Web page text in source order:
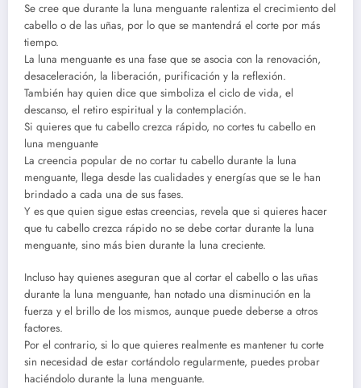
Se cree que durante la luna menguante ralentiza el crecimiento del
cabello o de las uñas, por lo que se mantendrá el corte por más
tiempo.
La luna menguante es una fase que se asocia con la renovación,
desaceleración, la liberación, purificación y la reflexión.
También hay quien dice que simboliza el ciclo de vida, el
descanso, el retiro espiritual y la contemplación.
Si quieres que tu cabello crezca rápido, no cortes tu cabello en
luna menguante
La creencia popular de no cortar tu cabello durante la luna
menguante, llega desde las cualidades y energías que se le han
brindado a cada una de sus fases.
Y es que quien sigue estas creencias, revela que si quieres hacer
que tu cabello crezca rápido no se debe cortar durante la luna
menguante, sino más bien durante la luna creciente.
Incluso hay quienes aseguran que al cortar el cabello o las uñas
durante la luna menguante, han notado una disminución en la
fuerza y el brillo de los mismos, aunque puede deberse a otros
factores.
Por el contrario, si lo que quieres realmente es mantener tu corte
sin necesidad de estar cortándolo regularmente, puedes probar
haciéndolo durante la luna menguante.